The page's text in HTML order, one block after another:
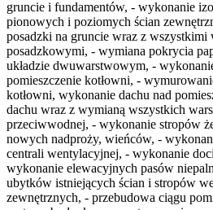
gruncie i fundamentów, - wykonanie
pionowych i poziomych ścian
posadzki na gruncie wraz z wszystkimi
posadzkowymi, - wymiana pokrycia
układzie dwuwarstwowym, -
pomieszczenie kotłowni, -
kotłowni, wykonanie dachu nad
dachu wraz z wymianą wszystkich
przeciwwodnej, - wykonanie stropów
nowych nadproży, wieńców, -
centrali wentylacyjnej, - wykonanie
wykonanie elewacyjnych pasów
ubytków istniejących ścian i stropów
zewnętrznych, - przebudowa ciągu